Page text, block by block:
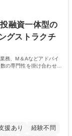
上記いずれかの部門
年平均16日取得
ジェクト：駐車場
広告「ブライトサ
動を積極的に行って
融資一体型の
グストラクチ
務、M＆Aなどアドバイ
の専門性を掛け合わせて
援あり
経験不問